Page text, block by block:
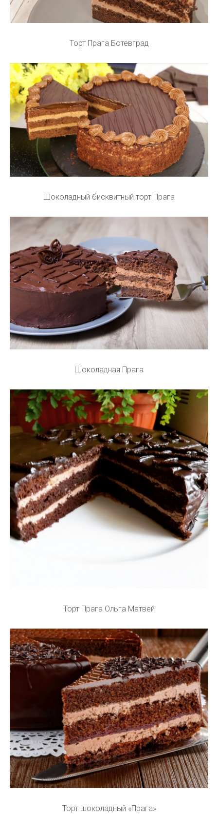
Торт Прага Ботевград
Шоколадный бисквитный торт Прага
Шоколадная Прага
Торт Прага Ольга Матвей
Торт шоколадный «Прага»